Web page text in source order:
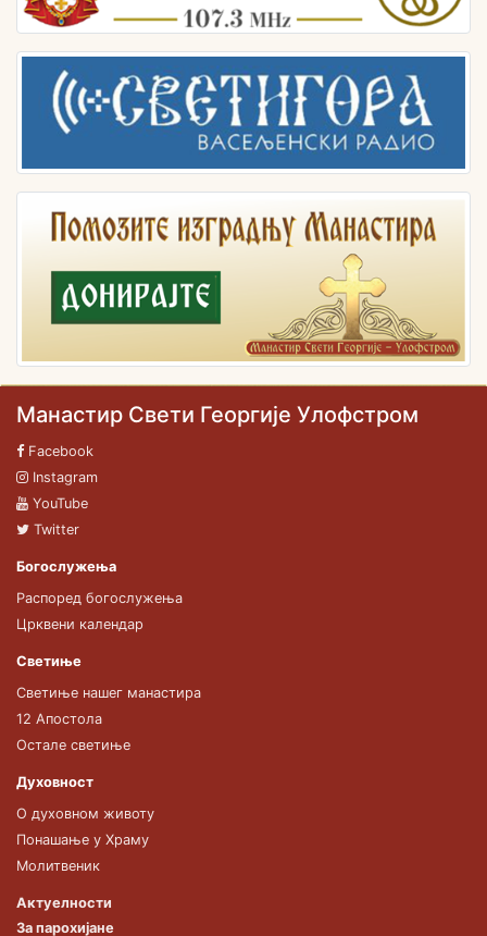
Манастир Свети Георгије Улофстром
Facebook
Instagram
YouTube
Twitter
Богослужења
Распоред богослужења
Црквени календар
Светиње
Светиње нашег манастира
12 Апостола
Остале светиње
Духовност
О духовном животу
Понашање у Храму
Молитвеник
Актуелности
За парохијане